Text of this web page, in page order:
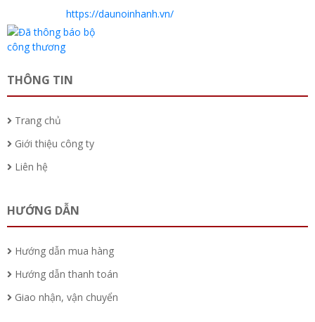
https://daunoinhanh.vn/
THÔNG TIN
Trang chủ
Giới thiệu công ty
Liên hệ
HƯỚNG DẪN
Hướng dẫn mua hàng
Hướng dẫn thanh toán
Giao nhận, vận chuyển